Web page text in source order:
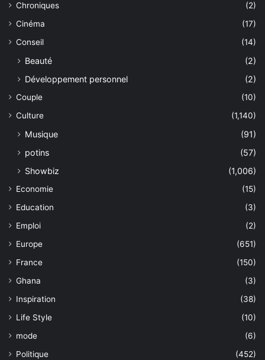
Chroniques
(2)
Cinéma
(17)
Conseil
(14)
Beauté
(2)
Développement personnel
(2)
Couple
(10)
Culture
(1,140)
Musique
(91)
potins
(57)
Showbiz
(1,006)
Economie
(15)
Education
(3)
Emploi
(2)
Europe
(651)
France
(150)
Ghana
(3)
Inspiration
(38)
Life Style
(10)
mode
(6)
Politique
(452)